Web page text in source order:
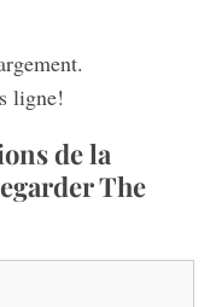
ligne!
de la
The